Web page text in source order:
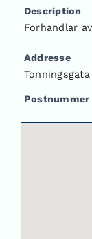
Forhandlarar
Tips & triks
Om oss
Description
Forhandlar
Addresse
Postnummer